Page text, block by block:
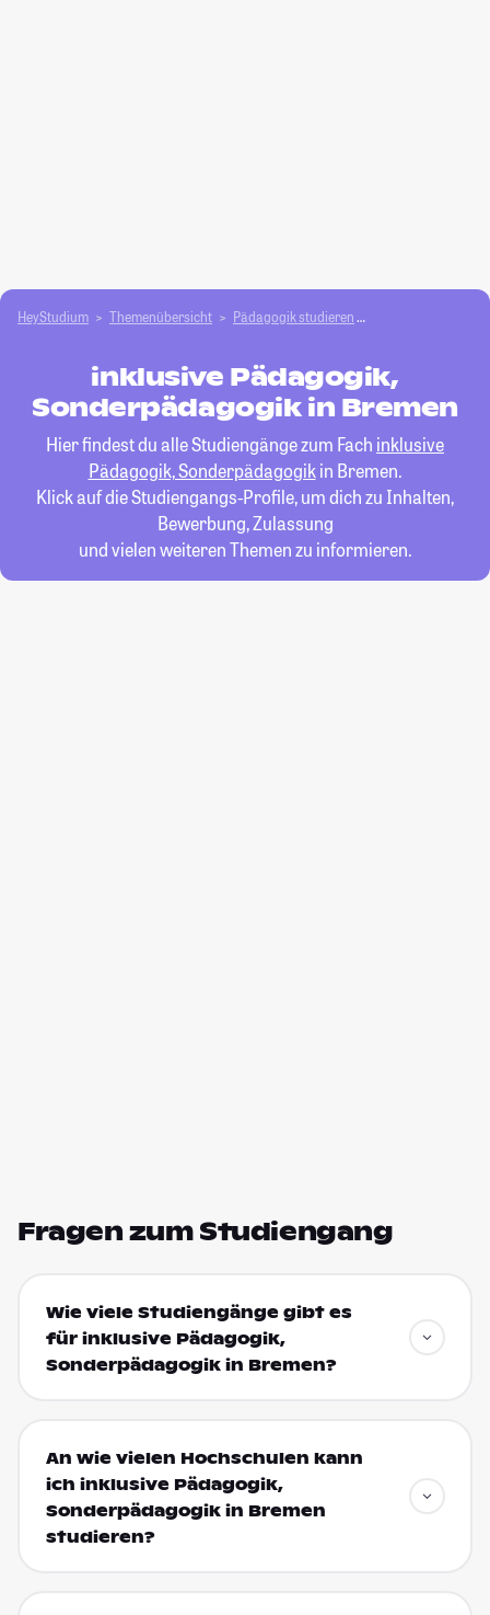
HeyStudium Themenübersicht Pädagogik studieren
inklusive Pädagogik,
Sonderpädagogik in Bremen
Hier findest du alle Studiengänge zum Fach inklusive
Pädagogik, Sonderpädagogikin Bremen.
Klick auf die Studiengangs-Profile, um dich zu Inhalten,
Bewerbung, Zulassung
und vielen weiteren Themen zu informieren.
Fragen zum Studiengang
Wie viele Studiengänge gibt es
für inklusive Pädagogik,
Sonderpädagogik in Bremen?
An wie vielen Hochschulen kann
ich inklusive Pädagogik,
Sonderpädagogik in Bremen
studieren?